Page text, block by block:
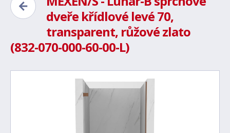
dveře křídlové levé 70,
transparent, růžové zlato
(832-070-000-60-00-L)